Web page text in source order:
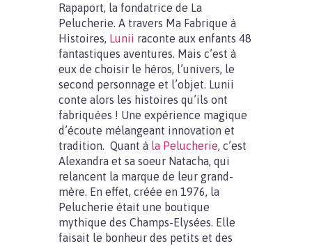
Rapaport, la fondatrice de La
Pelucherie. A travers Ma Fabrique à
Histoires, Lunii raconte aux enfants 48
fantastiques aventures. Mais c’est à
eux de choisir le héros, l’univers, le
second personnage et l’objet. Lunii
conte alors les histoires qu’ils ont
fabriquées ! Une expérience magique
d’écoute mélangeant innovation et
tradition. Quant à la Pelucherie, c’est
Alexandra et sa soeur Natacha, qui
relancent la marque de leur grand-
mère. En effet, créée en 1976, la
Pelucherie était une boutique
mythique des Champs-Elysées. Elle
faisait le bonheur des petits et des